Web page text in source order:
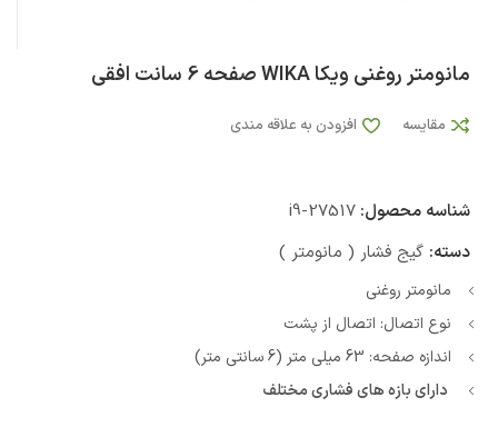
مانومتر روغنی ویکا WIKA صفحه 6 سانت افقی
مقایسه افزودن به علاقه مندی
شناسه محصول: i9-27517
دسته: گیج فشار ( مانومتر )
مانومتر روغنی
نوع اتصال: اتصال از پشت
اندازه صفحه: 63 میلی متر (6 سانتی متر)
دارای بازه های فشاری مختلف